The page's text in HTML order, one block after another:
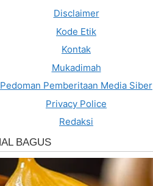
Disclaimer
Kode Etik
Kontak
Mukadimah
Pedoman Pemberitaan Media Siber
Privacy Police
Redaksi